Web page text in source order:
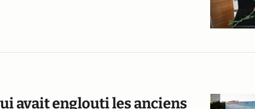
avait englouti les anciens